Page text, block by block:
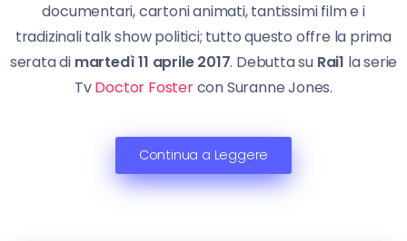
documentari, cartoni animati, tantissimi film e i
tradizinali talk show politici; tutto questo offre la prima
serata di martedì 11 aprile 2017. Debutta su Rai1 la serie
TvDoctor Fostercon Suranne Jones.
Continua a Leggere